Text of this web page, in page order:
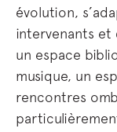
évolution,
intervenants et
un espace
musique, un
rencontres